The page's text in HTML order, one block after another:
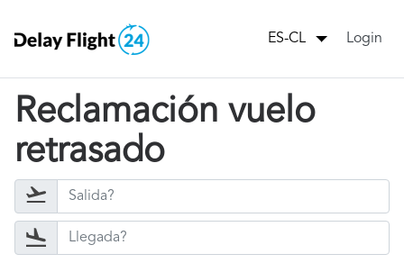
ES-CL Login
Reclamación vuelo
retrasado